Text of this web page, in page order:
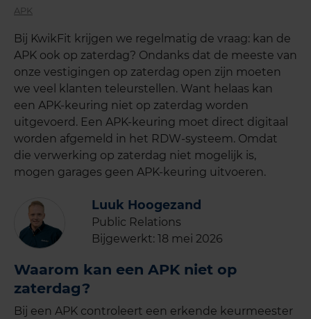
APK
Bij KwikFit krijgen we regelmatig de vraag: kan de
APK ook op zaterdag? Ondanks dat de meeste van
onze vestigingen op zaterdag open zijn moeten
we veel klanten teleurstellen. Want helaas kan
een APK-keuring niet op zaterdag worden
uitgevoerd. Een APK-keuring moet direct digitaal
worden afgemeld in het RDW-systeem. Omdat
die verwerking op zaterdag niet mogelijk is,
mogen garages geen APK-keuring uitvoeren.
Luuk Hoogezand
Public Relations
Bijgewerkt: 18 mei 2026
Waarom kan een APK niet op
zaterdag?
Bij een APK controleert een erkende keurmeester